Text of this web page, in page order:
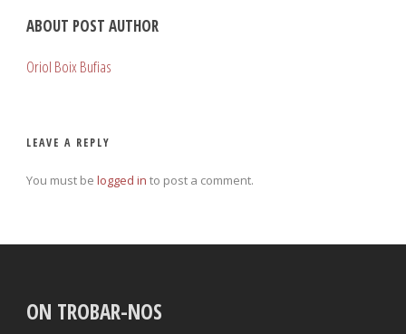
ABOUT POST AUTHOR
Oriol Boix Bufias
LEAVE A REPLY
You must be logged in to post a comment.
ON TROBAR-NOS